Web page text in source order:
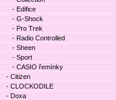
- Edifice
- G-Shock
- Pro Trek
- Radio Controlled
- Sheen
- Sport
- CASIO řemínky
- Citizen
- CLOCKODILE
- Doxa